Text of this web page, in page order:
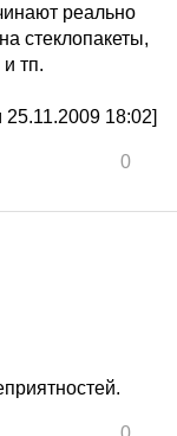
реально
стеклопакеты,
тп.
18:02]
0